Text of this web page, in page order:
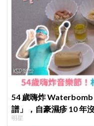
54 歲嗨炸
譜」，自豪濕疹 10 年
餐
明星